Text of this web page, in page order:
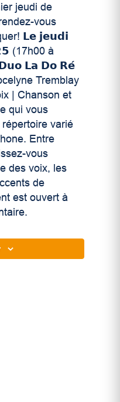
jeudi de
vous
𝗟𝗲 𝗷𝗲𝘂𝗱𝗶
(17h00 à
𝗗𝘂𝗼 𝗟𝗮 𝗗𝗼 𝗥𝗲́
Tremblay
| Chanson et
qui vous
varié
Entre
vous
des voix, les
de
est ouvert à